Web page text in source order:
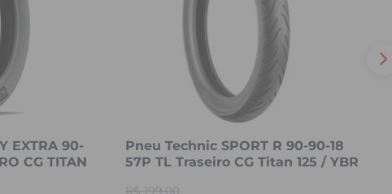
EXTRA 90-
CG TITAN
Pneu Technic SPORT R 90-90-18
57P TL Traseiro CG Titan 125 / YBR
R$ 199,00